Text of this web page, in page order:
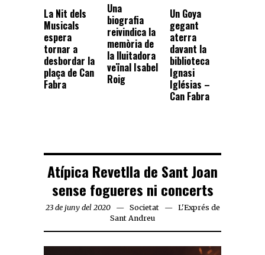
La Nit dels
Musicals
espera
tornar a
desbordar la
plaça de Can
Fabra
Una
biografia
reivindica la
memòria de
la lluitadora
veïnal Isabel
Roig
Un Goya
gegant
aterra
davant la
biblioteca
Ignasi
Iglésias –
Can Fabra
Atípica Revetlla de Sant Joan
sense fogueres ni concerts
23 de juny del 2020 Societat
L'Exprés de
Sant Andreu